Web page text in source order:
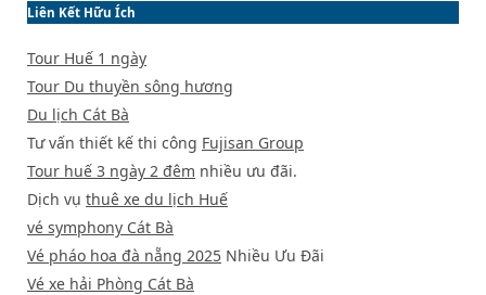
Liên Kết Hữu Ích
Tour Huế 1 ngày
Tour Du thuyền sông hương
Du lịch Cát Bà
Tư vấn thiết kế thi công Fujisan Group
Tour huế 3 ngày 2 đêm nhiều ưu đãi.
Dịch vụ thuê xe du lịch Huế
vé symphony Cát Bà
Vé pháo hoa đà nẵng 2025 Nhiều Ưu Đãi
Vé xe hải Phòng Cát Bà